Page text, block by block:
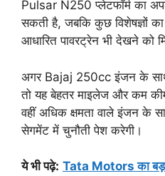
Pulsar N250 प्लेटफॉर्म का
सकती है, जबकि कुछ विशेषज्ञों
आधारित पावरट्रेन भी देखने को
अगर Bajaj 250cc इंजन के
तो यह बेहतर माइलेज और कम
वहीं अधिक क्षमता वाले इंजन के
सेगमेंट में चुनौती पेश करेगी।
ये भी पढ़े: Tata Motors का